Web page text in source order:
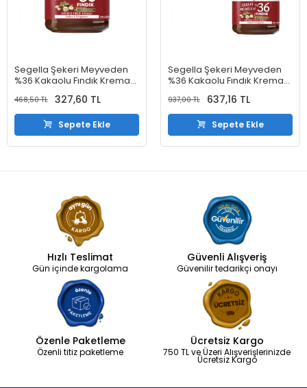
Segella Şekeri Meyveden
%36 Kakaolu Fındık Kreması
468,50 TL 327,60 TL
Sepete Ekle
Segella Şekeri Meyveden
%36 Kakaolu Fındık Kreması
937,00 TL 637,16 TL
Sepete Ekle
Hızlı Teslimat
Gün içinde kargolama
Güvenli Alışveriş
Güvenilir tedarikçi onayı
Özenle Paketleme
Özenli titiz paketleme
Ücretsiz Kargo
750 TL ve Üzeri Alışverişlerinizde
Ücretsiz Kargo